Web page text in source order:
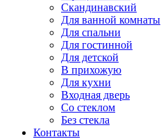
Скандинавский
Для ванной комнаты
Для спальни
Для гостинной
Для детской
В прихожую
Для кухни
Входная дверь
Со стеклом
Без стекла
Контакты